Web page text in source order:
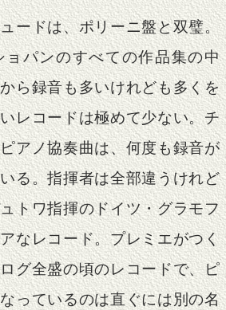
ードは、ポリーニ盤と双璧。
パンのすべての作品集の中
ら録音も多いけれども多くを
レコードは極めて少ない。チ
アノ協奏曲は、何度も録音が
る。指揮者は全部違うけれど
トワ指揮のドイツ・グラモフ
なレコード。プレミエがつく
グ全盛の頃のレコードで、ピ
っているのは直ぐには別の名